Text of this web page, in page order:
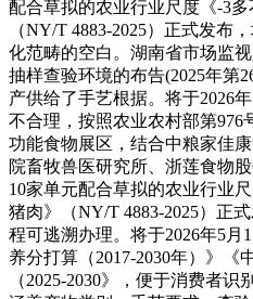
配合草拟的农业行业尺度《-3多
（NY/T 4883-2025）正式发布
化范畴的空白。湖南省市场监
抽样查验环境的布告(2025年第
产供给了手艺根据。将于2026
不合理，按照农业农村部第976
功能食物展区，结合中粮家佳
院畜牧兽医研究所、浙莲食物
10家单元配合草拟的农业行业
猪肉》（NY/T 4883-2025）正
程可逃溯办理。将于2026年5
养分打算（2017-2030年）》《
（2025-2030》，便于消费者